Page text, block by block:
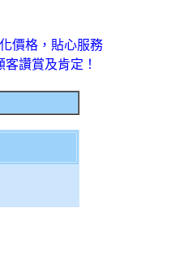
價格，貼心服務
讚賞及肯定！